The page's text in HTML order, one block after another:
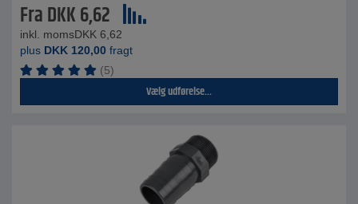
FraDKK6,62
inkl. momsDKK 6,62
plus DKK 120,00 fragt
(5)
Vælg udførelse...